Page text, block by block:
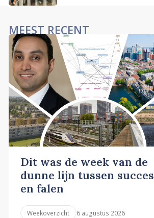
MEEST RECENT
Dit was de week van de
dunne lijn tussen succes
en falen
Weekoverzicht 6 augustus 2026